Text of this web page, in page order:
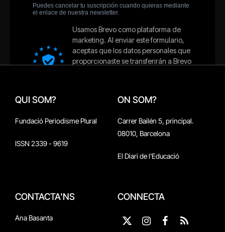
QUI SOM?
Fundació Periodisme Plural
ISSN 2339 - 9619
ON SOM?
Carrer Bailén 5, principal.
08010, Barcelona
El Diari de l'Educació
CONTACTA'NS
Ana Basanta
CONNECTA
X
Instagram
Facebook
RSS